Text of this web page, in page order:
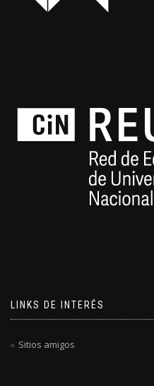
LINKS DE INTERÉS
Sitios amigos